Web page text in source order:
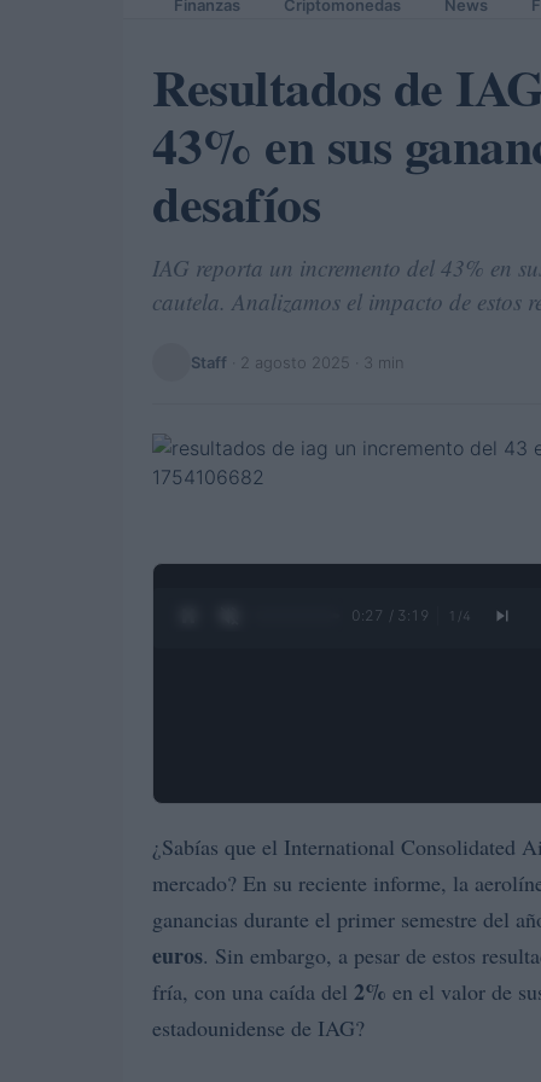
Finanzas Criptomonedas News
Resultados de
43% en sus
desafíos
IAG reporta un incremento del 43% en
cautela. Analizamos el impacto de estos
Staff 2 agosto 2025 · 3 min
0:28 / 3:19 1 /4
¿Sabías que el International Consolidated
mercado? En su reciente informe, la
ganancias durante el primer semestre del
euros. Sin embargo, a pesar de estos
fría, con una caída del 2% en el valor de
estadounidense de IAG?